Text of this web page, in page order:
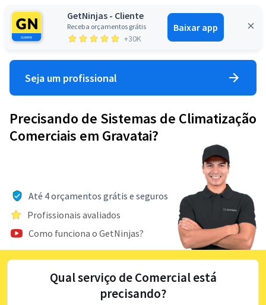
GetNinjas - Cliente
Receba orçamentos grátis
+30K
Baixar app
Entrar
Seja um profissional
Precisando de Sistemas de Climatização
Comerciais em Gravatai?
Até 4 orçamentos grátis e seguros
Profissionais avaliados
Como funciona o GetNinjas?
Qual serviço de Comercial está
precisando?